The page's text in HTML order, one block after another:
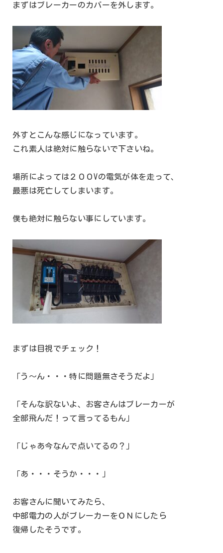
まずはブレーカーのカバーを外します。
外すとこんな感じになっています。
これ素人は絶対に触らないで下さいね。
場所によっては２００Vの電気が体を走って、
最悪は死亡してしまいます。
僕も絶対に触らない事にしています。
まずは目視でチェック！
「う～ん・・・特に問題無さそうだよ」
「そんな訳ないよ、お客さんはブレーカーが
全部飛んだ！って言ってるもん」
「じゃあ今なんで点いてるの？」
「あ・・・そうか・・・」
お客さんに聞いてみたら、
中部電力の人がブレーカーをＯＮにしたら
復帰したそうです。